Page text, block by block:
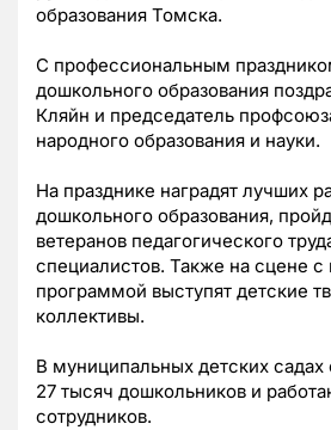
образования Томска.
С профессиональным
дошкольного образования
Кляйн и председатель
народного образования и науки.
На празднике наградят лучших
дошкольного образования,
ветеранов педагогического
специалистов. Также на сцене с
программой выступят детские
коллективы.
В муниципальных детских
27 тысяч дошкольников и
сотрудников.